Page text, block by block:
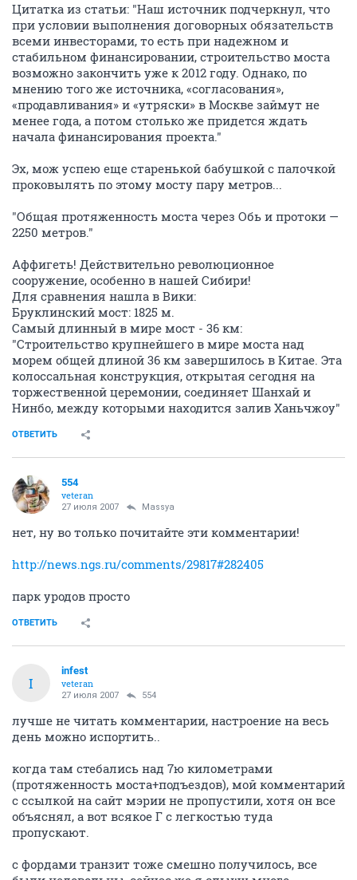
Цитатка из статьи: "Наш источник подчеркнул, что
при условии выполнения договорных обязательств
всеми инвесторами, то есть при надежном и
стабильном финансировании, строительство моста
возможно закончить уже к 2012 году. Однако, по
мнению того же источника, «согласования»,
«продавливания» и «утряски» в Москве займут не
менее года, а потом столько же придется ждать
начала финансирования проекта."
Эх, мож успею еще старенькой бабушкой с палочкой
проковылять по этому мосту пару метров...
"Общая протяженность моста через Обь и протоки —
2250 метров."
Аффигеть! Действительно революционное
сооружение, особенно в нашей Сибири!
Для сравнения нашла в Вики:
Бруклинский мост: 1825 м.
Самый длинный в мире мост - 36 км:
"Строительство крупнейшего в мире моста над
морем общей длиной 36 км завершилось в Китае. Эта
колоссальная конструкция, открытая сегодня на
торжественной церемонии, соединяет Шанхай и
Нинбо, между которыми находится залив Ханьчжоу"
ОТВЕТИТЬ
554
veteran
27 июля 2007 Massya
нет, ну во только почитайте эти комментарии!
http://news.ngs.ru/comments/29817#282405
парк уродов просто
ОТВЕТИТЬ
I
infest
veteran
27 июля 2007 554
лучше не читать комментарии, настроение на весь
день можно испортить..
когда там стебались над 7ю километрами
(протяженность моста+подъездов), мой комментарий
с ссылкой на сайт мэрии не пропустили, хотя он все
объяснял, а вот всякое Г с легкостью туда
пропускают.
с фордами транзит тоже смешно получилось, все